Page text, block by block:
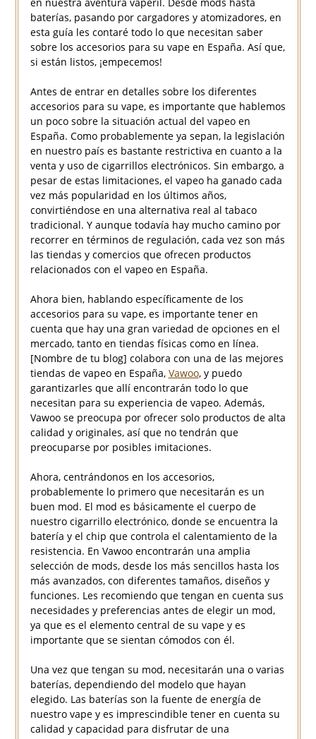
baterías, pasando por cargadores y atomizadores, en
esta guía les contaré todo lo que necesitan saber
sobre los accesorios para su vape en España. Así que,
si están listos, ¡empecemos!
Antes de entrar en detalles sobre los diferentes
accesorios para su vape, es importante que hablemos
un poco sobre la situación actual del vapeo en
España. Como probablemente ya sepan, la legislación
en nuestro país es bastante restrictiva en cuanto a la
venta y uso de cigarrillos electrónicos. Sin embargo, a
pesar de estas limitaciones, el vapeo ha ganado cada
vez más popularidad en los últimos años,
convirtiéndose en una alternativa real al tabaco
tradicional. Y aunque todavía hay mucho camino por
recorrer en términos de regulación, cada vez son más
las tiendas y comercios que ofrecen productos
relacionados con el vapeo en España.
Ahora bien, hablando específicamente de los
accesorios para su vape, es importante tener en
cuenta que hay una gran variedad de opciones en el
mercado, tanto en tiendas físicas como en línea.
[Nombre de tu blog] colabora con una de las mejores
tiendas de vapeo en España, Vawoo, y puedo
garantizarles que allí encontrarán todo lo que
necesitan para su experiencia de vapeo. Además,
Vawoo se preocupa por ofrecer solo productos de alta
calidad y originales, así que no tendrán que
preocuparse por posibles imitaciones.
Ahora, centrándonos en los accesorios,
probablemente lo primero que necesitarán es un
buen mod. El mod es básicamente el cuerpo de
nuestro cigarrillo electrónico, donde se encuentra la
batería y el chip que controla el calentamiento de la
resistencia. En Vawoo encontrarán una amplia
selección de mods, desde los más sencillos hasta los
más avanzados, con diferentes tamaños, diseños y
funciones. Les recomiendo que tengan en cuenta sus
necesidades y preferencias antes de elegir un mod,
ya que es el elemento central de su vape y es
importante que se sientan cómodos con él.
Una vez que tengan su mod, necesitarán una o varias
baterías, dependiendo del modelo que hayan
elegido. Las baterías son la fuente de energía de
nuestro vape y es imprescindible tener en cuenta su
calidad y capacidad para disfrutar de una